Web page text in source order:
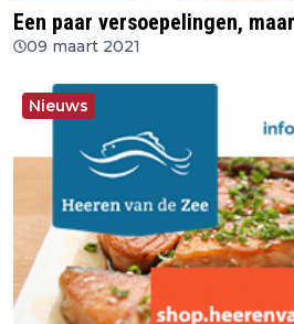
Een paar versoepelingen,
09 maart 2021
Nieuws